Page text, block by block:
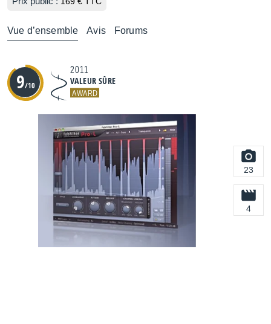
Vue d’ensemble Avis Forums
9/10
2011
VALEUR SÛRE
AWARD
23
4